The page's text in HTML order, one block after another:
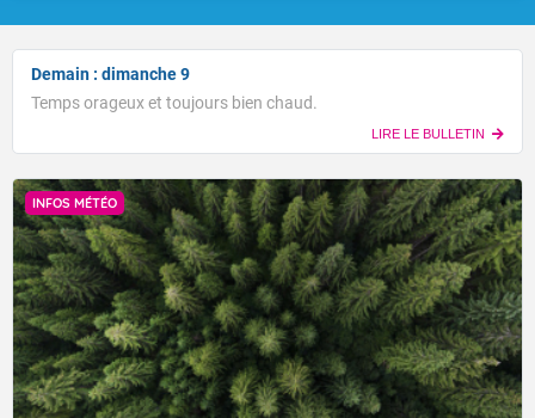
Demain : dimanche 9
Temps orageux et toujours bien chaud.
LIRE LE BULLETIN
INFOS MÉTÉO